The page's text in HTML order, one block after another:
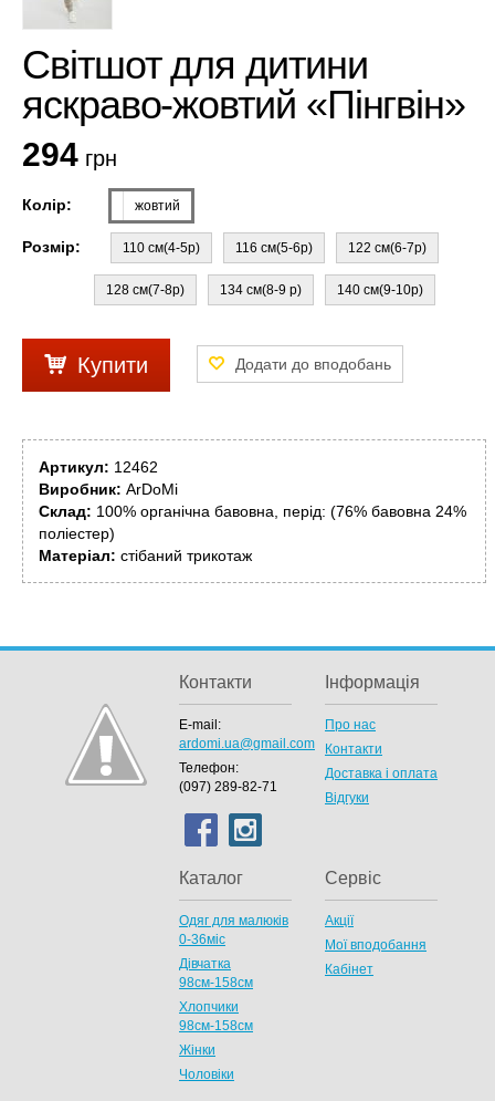
Світшот для дитини
яскраво-жовтий «Пінгвін»
294 грн
Колір: жовтий
Розмір: 110 см(4-5р) 116 см(5-6р) 122 см(6-7р)
128 см(7-8р) 134 см(8-9 р) 140 см(9-10р)
Купити
Артикул: 12462
Виробник: ArDoMi
Склад: 100% органічна бавовна, перід: (76% бавовна 24%
поліестер)
Матеріал: стібаний трикотаж
Контакти
E-mail:
ardomi.ua@gmail.com
Телефон:
(097) 289-82-71
Інформація
Про нас
Контакти
Доставка і оплата
Відгуки
Каталог
Одяг для малюків
0-36міс
Дівчатка
98cм-158см
Хлопчики
98см-158см
Жінки
Чоловіки
Сервіс
Акції
Мої вподобання
Кабінет